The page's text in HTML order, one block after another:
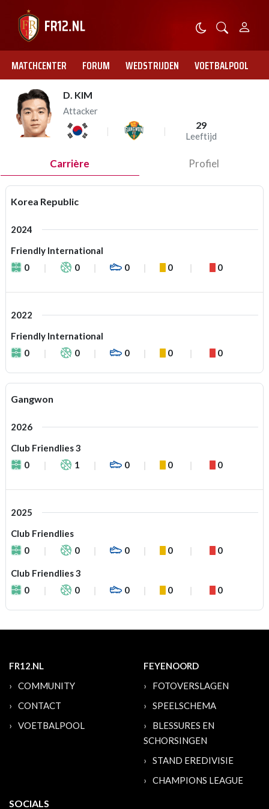
MATCHCENTER FORUM WEDSTRIJDEN VOETBALPOOL
D. KIM
Attacker
29
Leeftijd
Carrière Profiel
Korea Republic
2024
Friendly International
0
0 0 0 0
2022
Friendly International
0
0 0 0 0
Gangwon
2026
Club Friendlies 3
0
1 0 0 0
2025
Club Friendlies
0
0 0 0 0
Club Friendlies 3
0
0 0 0 0
FR12.NL
COMMUNITY
CONTACT
VOETBALPOOL
FEYENOORD
FOTOVERSLAGEN
SPEELSCHEMA
BLESSURES EN
SCHORSINGEN
STAND EREDIVISIE
CHAMPIONS LEAGUE
SOCIALS